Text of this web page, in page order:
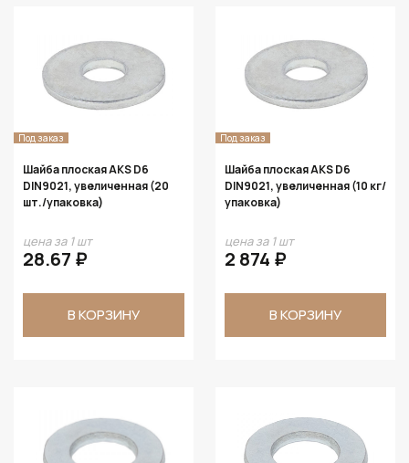
Под заказ
Шайба плоская AKS D6
DIN9021, увеличенная (20
шт./упаковка)
цена за 1 шт
28.67 ₽
В КОРЗИНУ
Под заказ
Шайба плоская AKS D6
DIN9021, увеличенная (10 кг/
упаковка)
цена за 1 шт
2 874 ₽
В КОРЗИНУ